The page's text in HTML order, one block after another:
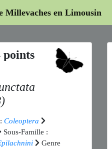
Millevaches en Limousin
points
:Coleoptera
Sous-Famille :
Genre